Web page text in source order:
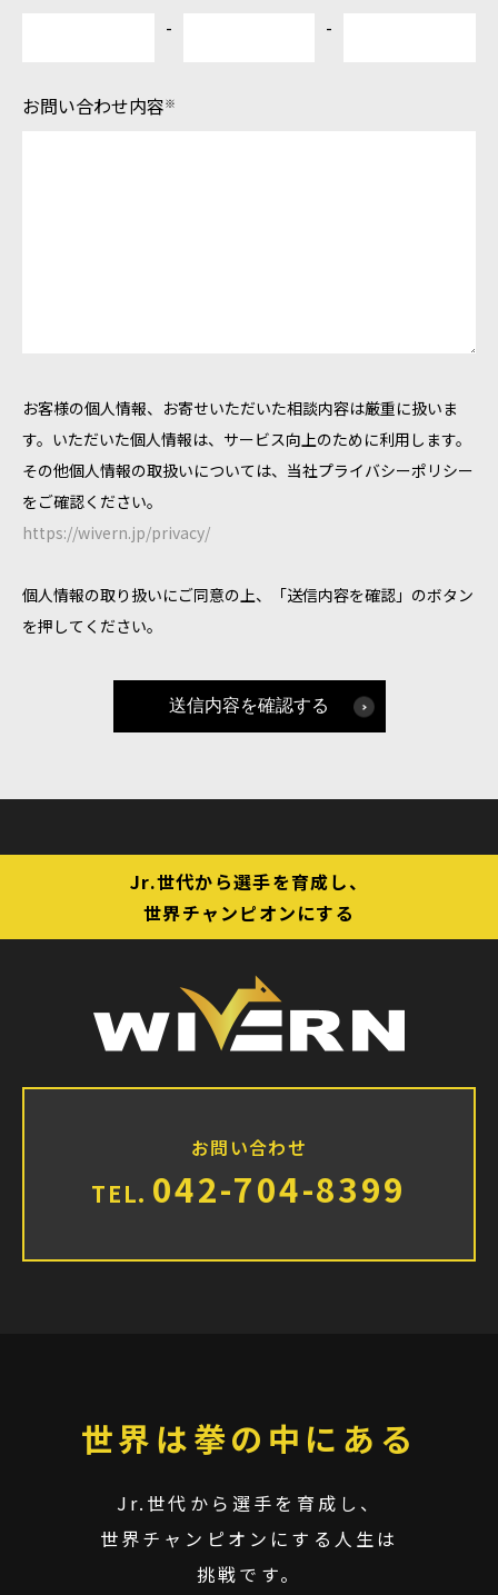
-
-
お問い合わせ内容※
お客様の個人情報、お寄せいただいた相談内容は厳重に扱いま
す。 いただいた個人情報は、サービス向上のために利用します。
その他個人情報の取扱いについては、当社プライバシーポリシー
をご確認ください。
https://wivern.jp/privacy/
個人情報の取り扱いにご同意の上、「送信内容を確認」のボタン
を押してください。
Jr.世代から選手を育成し、
世界チャンピオンにする
お問い合わせ
TEL. 042-704-8399
世界は拳の中にある
Jr.世代から選手を育成し、
世界チャンピオンにする人生は
挑戦です。